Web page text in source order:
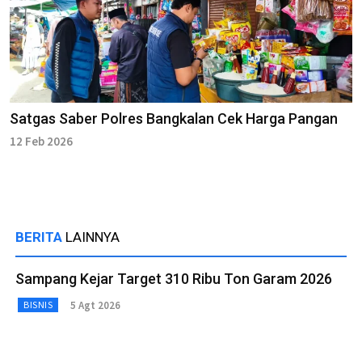
Satgas Saber Polres Bangkalan Cek Harga Pangan
12 Feb 2026
BERITA LAINNYA
Sampang Kejar Target 310 Ribu Ton Garam 2026
BISNIS 5 Agt 2026